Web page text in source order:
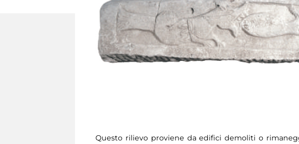
Questo rilievo proviene da edifici demoliti o